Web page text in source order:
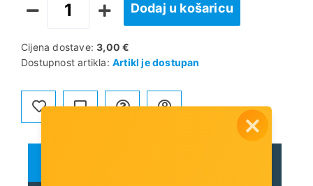
Dodaj u košaricu
Cijena dostave:3,00 €
Dostupnost artikla: Artikl je dostupan